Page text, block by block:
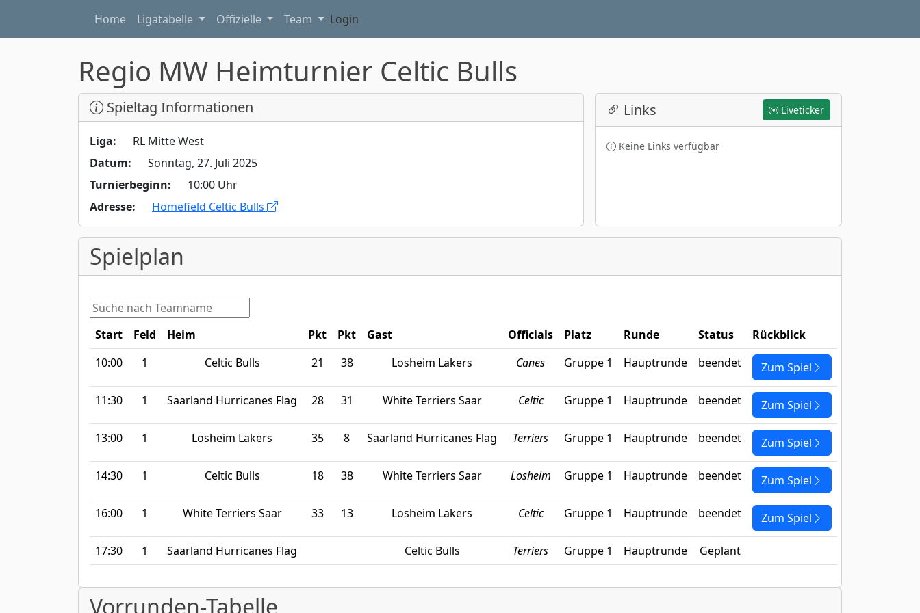
Home Ligatabelle Offizielle Team Login
Regio MW Heimturnier Celtic Bulls
Spieltag Informationen
Liga:
RL Mitte West
Datum:
Sonntag, 27. Juli 2025
Turnierbeginn:
10:00 Uhr
Adresse:
Homefield Celtic Bulls
Links Liveticker
Keine Links verfügbar
Spielplan
Start Feld Heim Pkt Pkt Gast Officials Platz Runde Status
Rückblick
10:00
1 Celtic Bulls 21 38 Losheim Lakers Canes Gruppe 1 Hauptrunde beendet Zum Spiel
11:30 1 Saarland Hurricanes Flag 28 31 White Terriers Saar Celtic Gruppe 1 Hauptrunde beendet Zum Spiel
13:00 1 Losheim Lakers 35 8 Saarland Hurricanes Flag Terriers Gruppe 1 Hauptrunde beendet Zum Spiel
14:30 1 Celtic Bulls 18 38 White Terriers Saar Losheim Gruppe 1 Hauptrunde beendet Zum Spiel
16:00 1 White Terriers Saar 33 13 Losheim Lakers Celtic Gruppe 1 Hauptrunde beendet Zum Spiel
17:30 1 Saarland Hurricanes Flag Celtic Bulls Terriers Gruppe 1 Hauptrunde Geplant
Vorrunden-Tabelle